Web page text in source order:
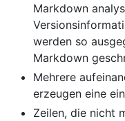
Markdown
werden so
Markdown
Mehrere
erzeugen eine
Zeilen, die nicht